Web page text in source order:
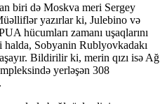
biri də Moskva meri Sergey
yazırlar ki, Julebino və
hücumları zamanı uşaqlarını
halda, Sobyanin Rublyovkadakı
Bildirilir ki, merin qızı isə Ağ
yerləşən 308